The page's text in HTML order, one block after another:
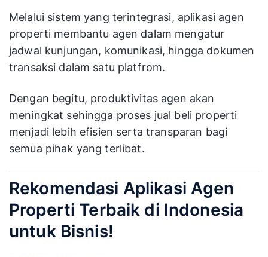
Melalui sistem yang terintegrasi, aplikasi agen
properti membantu agen dalam mengatur
jadwal kunjungan, komunikasi, hingga dokumen
transaksi dalam satu platfrom.
Dengan begitu, produktivitas agen akan
meningkat sehingga proses jual beli properti
menjadi lebih efisien serta transparan bagi
semua pihak yang terlibat.
Rekomendasi Aplikasi Agen
Properti Terbaik di Indonesia
untuk Bisnis!